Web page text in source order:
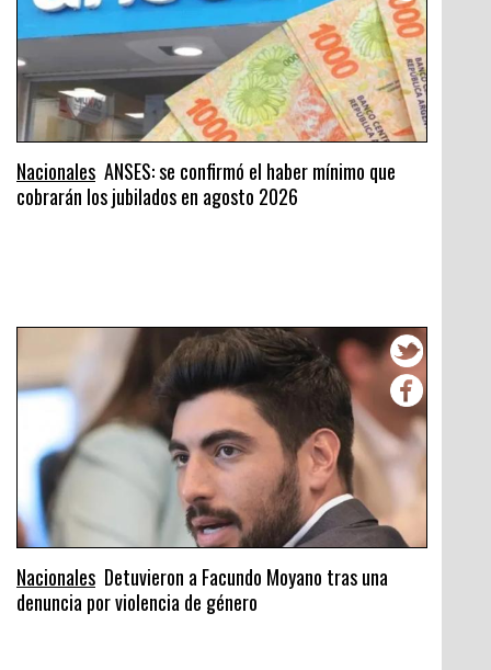
Nacionales ANSES: se confirmó el haber mínimo que
cobrarán los jubilados en agosto 2026
Nacionales Detuvieron a Facundo Moyano tras una
denuncia por violencia de género